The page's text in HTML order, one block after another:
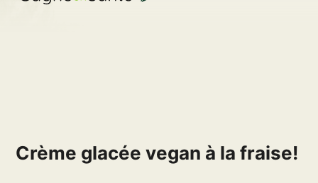
Crème glacée vegan à la fraise!